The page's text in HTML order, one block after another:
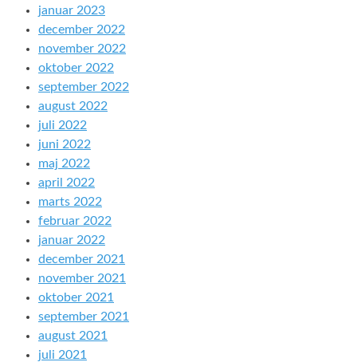
januar 2023
december 2022
november 2022
oktober 2022
september 2022
august 2022
juli 2022
juni 2022
maj 2022
april 2022
marts 2022
februar 2022
januar 2022
december 2021
november 2021
oktober 2021
september 2021
august 2021
juli 2021